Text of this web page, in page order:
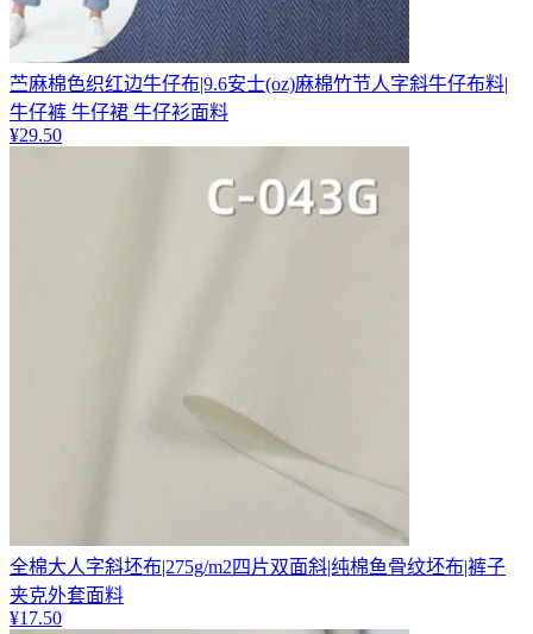
苎麻棉色织红边牛仔布|9.6安士(oz)麻棉竹节人字斜牛仔布料|
牛仔裤 牛仔裙 牛仔衫面料
¥29.50
全棉大人字斜坯布|275g/m2四片双面斜|纯棉鱼骨纹坯布|裤子
夹克外套面料
¥17.50